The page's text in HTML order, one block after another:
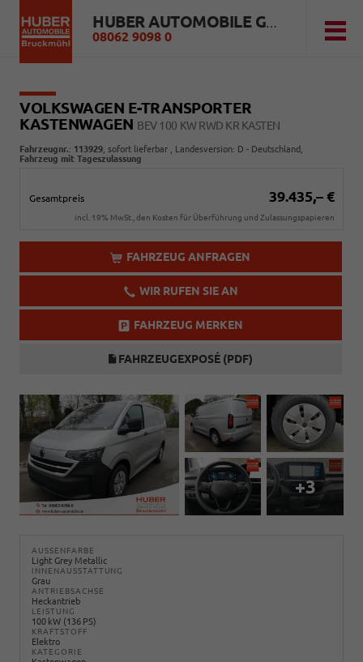
HUBER AUTOMOBILE GMBH
08062 9098 0
VOLKSWAGEN E-TRANSPORTER
KASTENWAGEN BEV 100 KW RWD KR KASTEN
Fahrzeugnr.: 113929 sofort lieferbar , Landesversion: D - Deutschland,
Fahrzeug mit Tageszulassung
Gesamtpreis 39.435,– €
incl. 19% MwSt., den Kosten für Überführung und Zulassungspapieren
FAHRZEUG ANFRAGEN
WIR RUFEN SIE AN
FAHRZEUG MERKEN
FAHRZEUGEXPOSÉ (PDF)
+3
AUSSENFARBE
Light Grey Metallic
INNENAUSSTATTUNG
Grau
ANTRIEBSACHSE
Heckantrieb
LEISTUNG
100 kW (136 PS)
KRAFTSTOFF
Elektro
KATEGORIE